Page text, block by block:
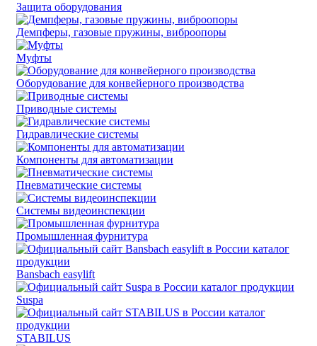
Защита оборудования
Демпферы, газовые пружины, виброопоры
Муфты
Оборудование для конвейерного производства
Приводные системы
Гидравлические системы
Компоненты для автоматизации
Пневматические системы
Системы видеоинспекции
Промышленная фурнитура
Bansbach easylift
Suspa
STABILUS